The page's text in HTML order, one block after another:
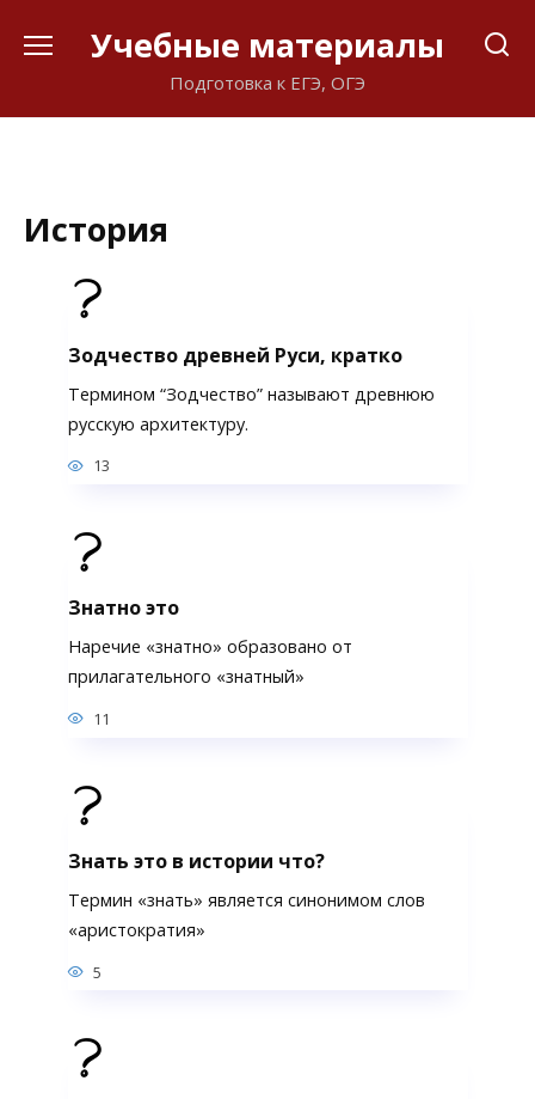
Учебные материалы
Подготовка к ЕГЭ, ОГЭ
История
Зодчество древней Руси, кратко
Термином “Зодчество” называют древнюю
русскую архитектуру.
13
Знатно это
Наречие «знатно» образовано от
прилагательного «знатный»
11
Знать это в истории что?
Термин «знать» является синонимом слов
«аристократия»
5